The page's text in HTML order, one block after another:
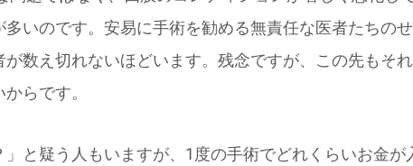
いのです。 安易に手術を勧める無責任な医者たちの
数え切れないほどいます。 残念ですが、この先もそ
らです。
」と疑う人もいますが、1度の手術でどれくらいお金